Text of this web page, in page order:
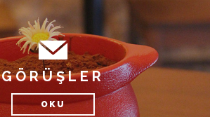
GÖRÜŞLER
OKU